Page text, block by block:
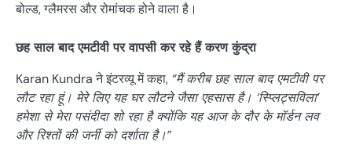
बोल्ड, ग्लैमरस और रोमांचक होने वाला है।
छह साल बाद एमटीवी पर वापसी कर रहे हैं करण कुंद्रा
Karan Kundra ने इंटरव्यू में कहा, “मैं करीब छह साल बाद एमटीवी पर
लौट रहा हूं। मेरे लिए यह घर लौटने जैसा एहसास है। ‘स्प्लिट्सविला’
हमेशा से मेरा पसंदीदा शो रहा है क्योंकि यह आज के दौर के मॉर्डन लव
और रिश्तों की जर्नी को दर्शाता है।”